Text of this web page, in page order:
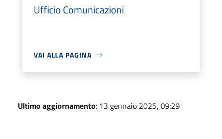
Ufficio Comunicazioni
VAI ALLA PAGINA
Ultimo aggiornamento: 13 gennaio 2025, 09:29